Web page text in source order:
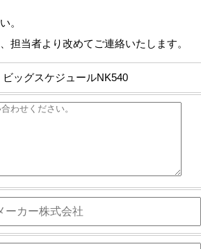
。
担当者より改めてご連絡いたします。
ッグスケジュールNK540